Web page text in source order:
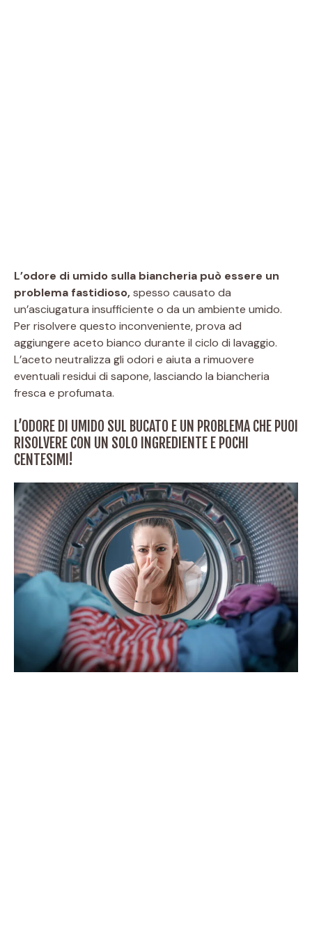
L’odore di umido sulla biancheria può essere un
problema fastidioso,spesso causato da
un’asciugatura insufficiente o da un ambiente umido.
Per risolvere questo inconveniente, prova ad
aggiungere aceto bianco durante il ciclo di lavaggio.
L’aceto neutralizza gli odori e aiuta a rimuovere
eventuali residui di sapone, lasciando la biancheria
fresca e profumata.
L’ODORE DI UMIDO SUL BUCATO E UN PROBLEMA CHE PUOI
RISOLVERE CON UN SOLO INGREDIENTE E POCHI
CENTESIMI!